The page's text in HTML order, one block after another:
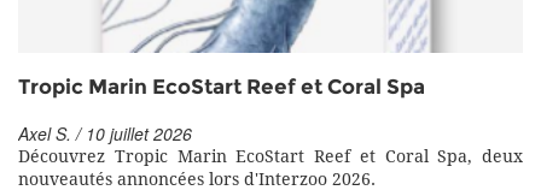
Tropic Marin EcoStart Reef et Coral Spa
Axel S. / 10 juillet 2026
Découvrez Tropic Marin EcoStart Reef et Coral Spa, deux
nouveautés annoncées lors d'Interzoo 2026.